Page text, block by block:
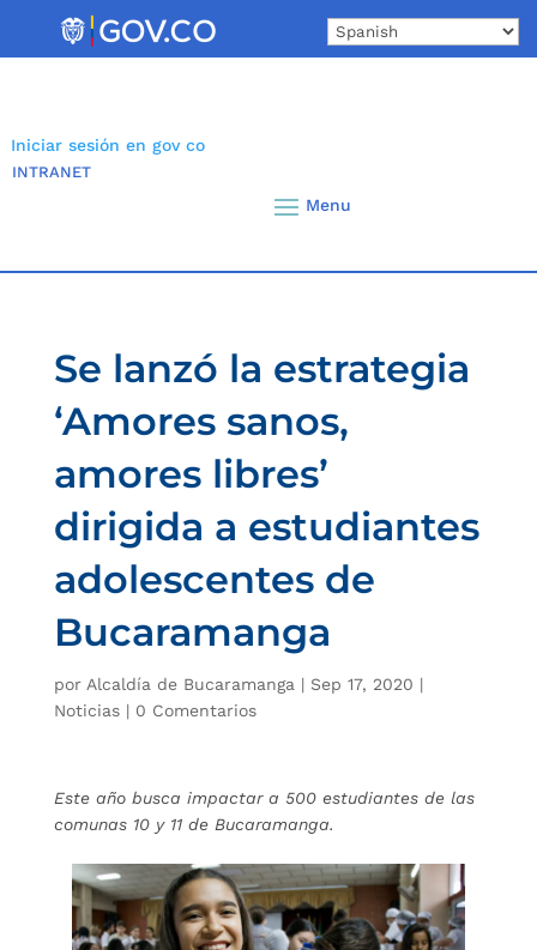
Iniciar sesión en gov co
INTRANET
Se lanzó la estrategia
‘Amores sanos,
amores libres’
dirigida a estudiantes
adolescentes de
Bucaramanga
por Alcaldía de Bucaramanga | Sep 17, 2020 |
Noticias| 0 Comentarios
Este año busca impactar a 500 estudiantes de las
comunas 10 y 11 de Bucaramanga.